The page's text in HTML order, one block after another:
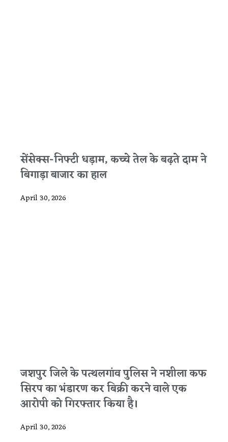
सेंसेक्स-निफ्टी धड़ाम, कच्चे तेल के बढ़ते दाम ने
बिगाड़ा बाजार का हाल
April 30, 2026
जशपुर जिले के पत्थलगांव पुलिस ने नशीला कफ
सिरप का भंडारण कर बिक्री करने वाले एक
आरोपी को गिरफ्तार किया है।
April 30, 2026